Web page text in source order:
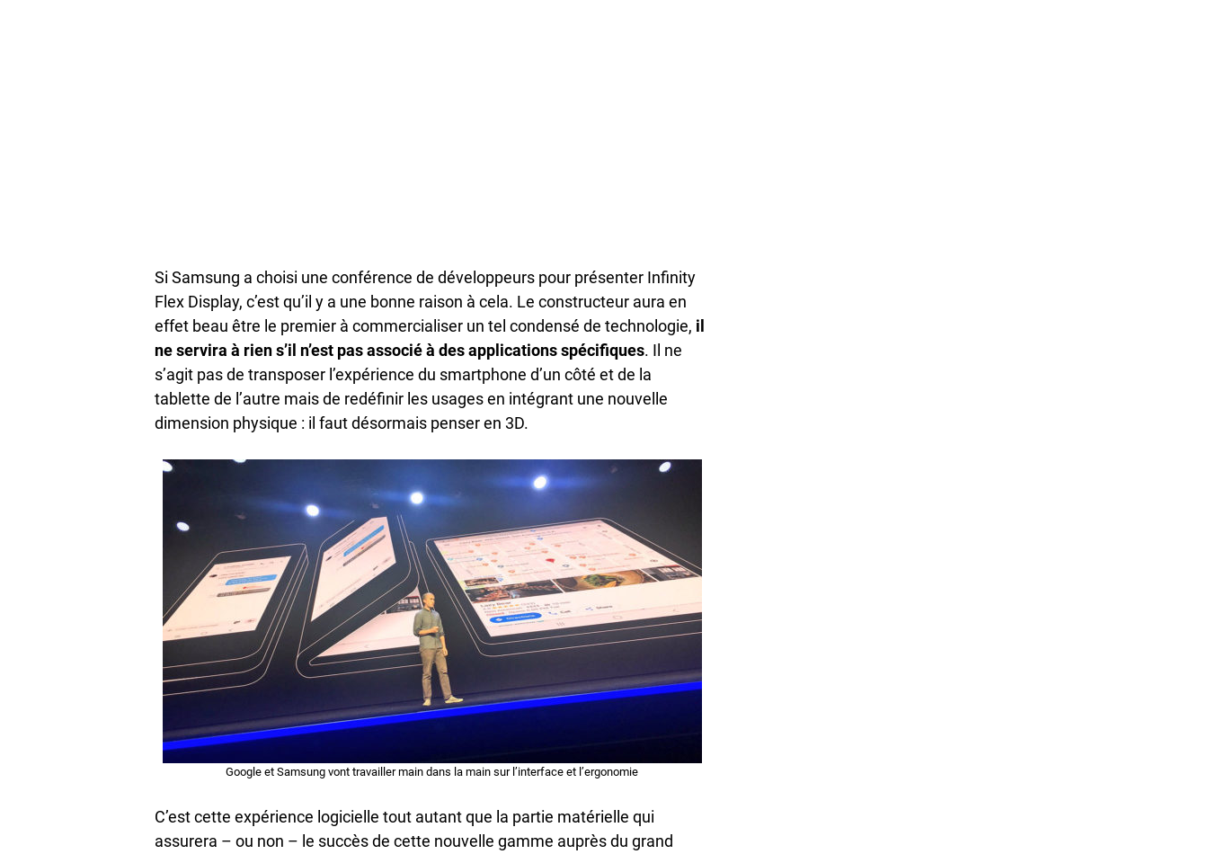
Si Samsung a choisi une conférence de développeurs pour présenter Infinity
Flex Display, c’est qu’il y a une bonne raison à cela. Le constructeur aura en
effet beau être le premier à commercialiser un tel condensé de technologie, il
ne servira à rien s’il n’est pas associé à des applications spécifiques. Il ne
s’agit pas de transposer l’expérience du smartphone d’un côté et de la
tablette de l’autre mais de redéfinir les usages en intégrant une nouvelle
dimension physique : il faut désormais penser en 3D.
Google et Samsung vont travailler main dans la main sur l’interface et l’ergonomie
C’est cette expérience logicielle tout autant que la partie matérielle qui
assurera – ou non – le succès de cette nouvelle gamme auprès du grand